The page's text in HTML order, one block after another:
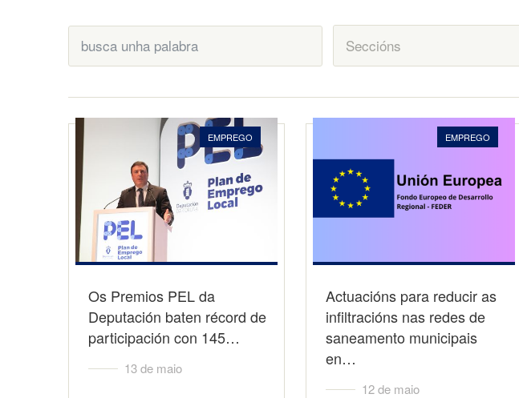
EMPREGO
Os Premios PEL da
Deputación baten récord de
participación con 145…
13 de maio
EMPREGO
Actuacións para reducir as
infiltracións nas redes de
saneamento municipais
en…
12 de maio